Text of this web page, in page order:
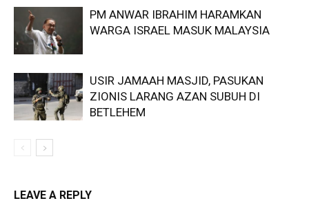
PM ANWAR IBRAHIM HARAMKAN
WARGA ISRAEL MASUK MALAYSIA
USIR JAMAAH MASJID, PASUKAN
ZIONIS LARANG AZAN SUBUH DI
BETLEHEM
LEAVE A REPLY